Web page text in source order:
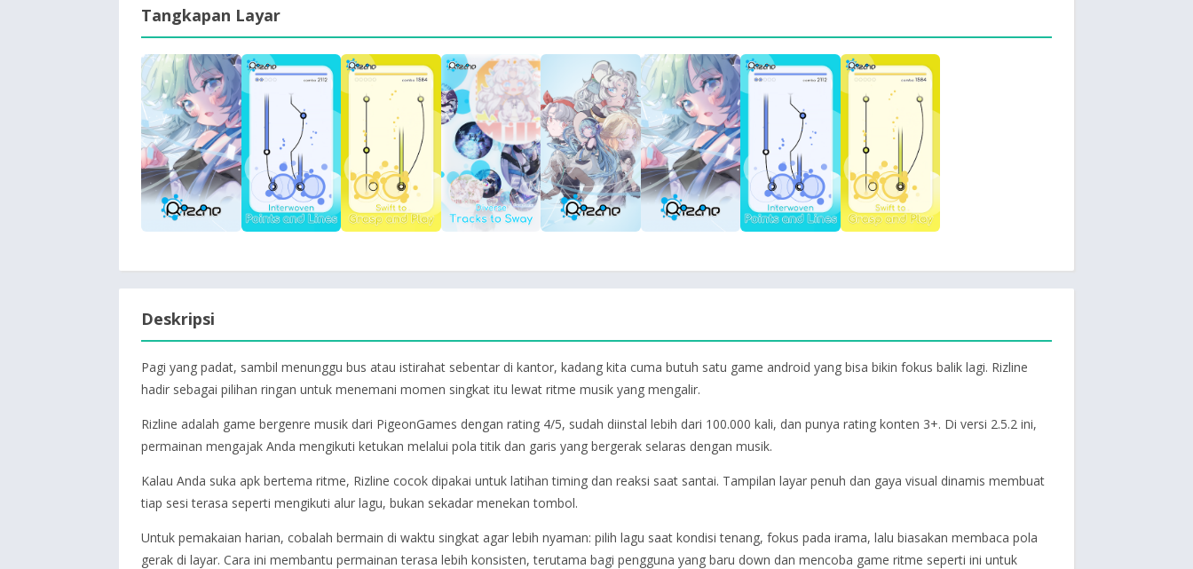
Tangkapan Layar
Deskripsi
Pagi yang padat, sambil menunggu bus atau istirahat sebentar di kantor, kadang kita cuma butuh satu game android yang bisa bikin fokus balik lagi. Rizline
hadir sebagai pilihan ringan untuk menemani momen singkat itu lewat ritme musik yang mengalir.
Rizline adalah game bergenre musik dari PigeonGames dengan rating 4/5, sudah diinstal lebih dari 100.000 kali, dan punya rating konten 3+. Di versi 2.5.2 ini,
permainan mengajak Anda mengikuti ketukan melalui pola titik dan garis yang bergerak selaras dengan musik.
Kalau Anda suka apk bertema ritme, Rizline cocok dipakai untuk latihan timing dan reaksi saat santai. Tampilan layar penuh dan gaya visual dinamis membuat
tiap sesi terasa seperti mengikuti alur lagu, bukan sekadar menekan tombol.
Untuk pemakaian harian, cobalah bermain di waktu singkat agar lebih nyaman: pilih lagu saat kondisi tenang, fokus pada irama, lalu biasakan membaca pola
gerak di layar. Cara ini membantu permainan terasa lebih konsisten, terutama bagi pengguna yang baru down dan mencoba game ritme seperti ini untuk